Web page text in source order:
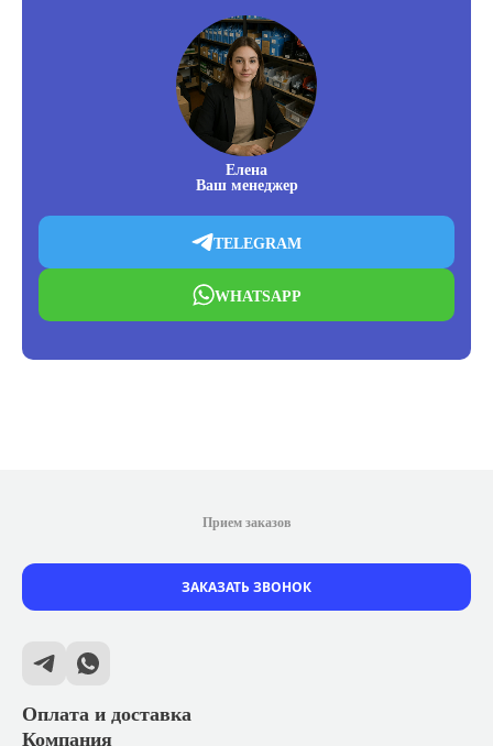
Елена
Ваш менеджер
TELEGRAM
WHATSAPP
Оплата и доставка
Компания
Прием заказов
ЗАКАЗАТЬ ЗВОНОК